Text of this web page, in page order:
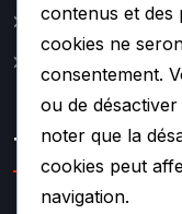
Contact
Mentions légales
TURBO SOUF
contenus et des
cookies ne
consentement.
ou de
noter que la
cookies peut
navigation.